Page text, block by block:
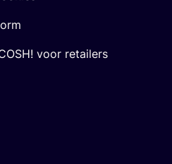
voor retailers